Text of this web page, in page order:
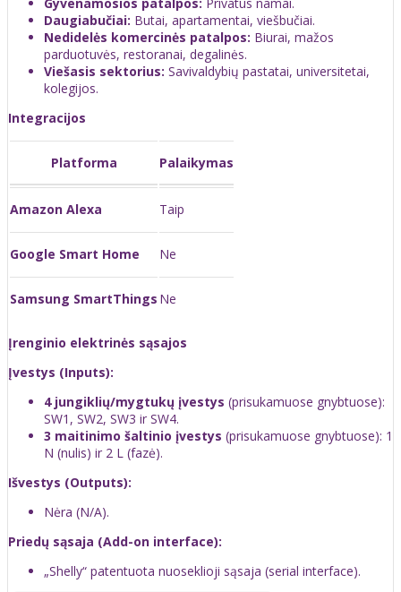
Daugiabučiai: Butai, apartamentai, viešbučiai.
Nedidelės komercinės patalpos: Biurai, mažos
parduotuvės, restoranai, degalinės.
Viešasis sektorius: Savivaldybių pastatai, universitetai,
kolegijos.
Integracijos
Platforma Palaikymas
Amazon Alexa Taip
Google Smart Home Ne
Samsung SmartThings Ne
Įrenginio elektrinės sąsajos
Įvestys (Inputs):
4 jungiklių/mygtukų įvestys (prisukamuose gnybtuose):
SW1, SW2, SW3 ir SW4.
3 maitinimo šaltinio įvestys (prisukamuose gnybtuose): 1
N (nulis) ir 2 L (fazė).
Išvestys (Outputs):
Nėra (N/A).
Priedų sąsaja (Add-on interface):
„Shelly“ patentuota nuoseklioji sąsaja (serial interface).